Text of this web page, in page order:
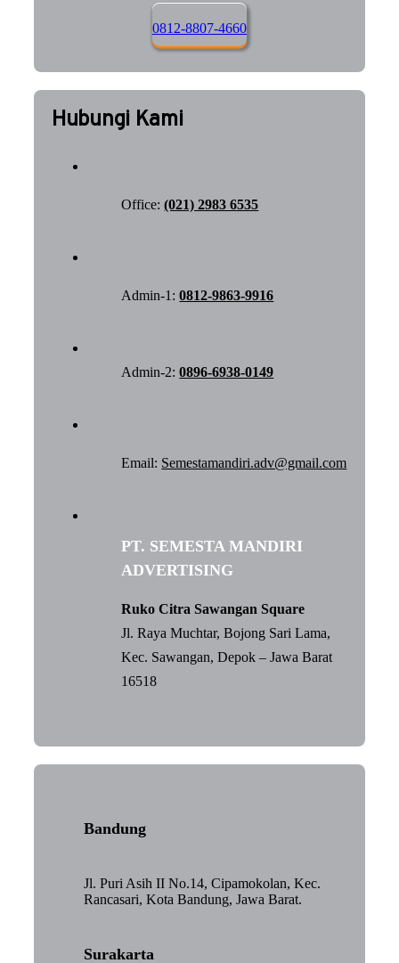
0812-8807-4660
Hubungi Kami
Office:(021) 2983 6535
Admin-1:0812-9863-9916
Admin-2:0896-6938-0149
Email: Semestamandiri.adv@gmail.com
PT. SEMESTA MANDIRI
ADVERTISING
Ruko Citra Sawangan Square
Jl. Raya Muchtar, Bojong Sari Lama,
Kec. Sawangan, Depok – Jawa Barat
16518
Bandung
Jl. Puri Asih II No.14, Cipamokolan, Kec.
Rancasari, Kota Bandung, Jawa Barat.
Surakarta